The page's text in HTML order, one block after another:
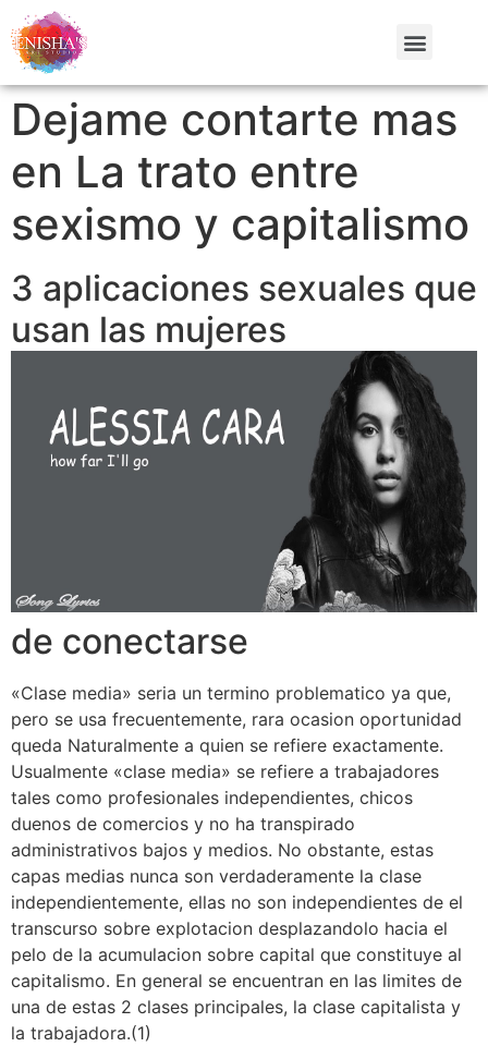
Dejame contarte mas
en La trato entre
sexismo y capitalismo
3 aplicaciones sexuales que
usan las mujeres
de conectarse
«Clase media» seri­a un termino problematico ya que,
pero se usa frecuentemente, rara ocasion oportunidad
queda Naturalmente a quien se refiere exactamente.
Usualmente «clase media» se refiere a trabajadores
tales como profesionales independientes, chicos
duenos de comercios y no ha transpirado
administrativos bajos y medios. No obstante, estas
capas medias nunca son verdaderamente la clase
independientemente, ellas no son independientes de el
transcurso sobre explotacion desplazandolo hacia el
pelo de la acumulacion sobre capital que constituye al
capitalismo. En general se encuentran en las limites de
una de estas 2 clases principales, la clase capitalista y
la trabajadora.(1)